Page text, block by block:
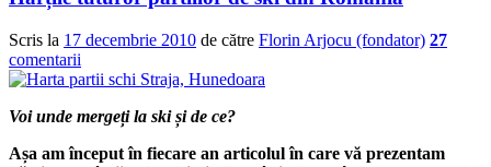
Scris la 17 decembrie 2010 de către Florin Arjocu (fondator) 27
comentarii
Voi unde mergeți la ski și de ce?
Așa am început în fiecare an articolul în care vă prezentam